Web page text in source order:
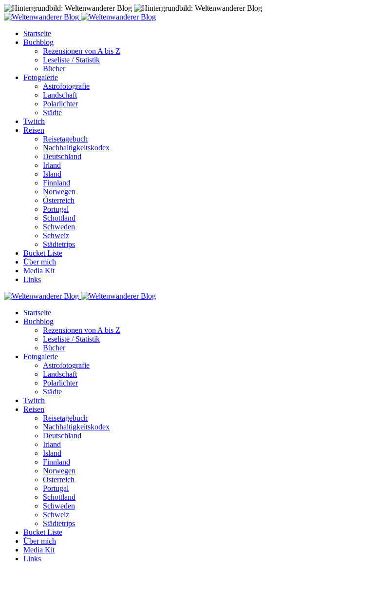
Startseite
Buchblog
Rezensionen von A bis Z
Leseliste / Statistik
Bücher
Fotogalerie
Astrofotografie
Landschaft
Polarlichter
Städte
Twitch
Reisen
Reisetagebuch
Nachhaltigkeitskodex
Deutschland
Irland
Island
Finnland
Norwegen
Österreich
Portugal
Schottland
Schweden
Schweiz
Städtetrips
Bucket Liste
Über mich
Media Kit
Links
Startseite
Buchblog
Rezensionen von A bis Z
Leseliste / Statistik
Bücher
Fotogalerie
Astrofotografie
Landschaft
Polarlichter
Städte
Twitch
Reisen
Reisetagebuch
Nachhaltigkeitskodex
Deutschland
Irland
Island
Finnland
Norwegen
Österreich
Portugal
Schottland
Schweden
Schweiz
Städtetrips
Bucket Liste
Über mich
Media Kit
Links